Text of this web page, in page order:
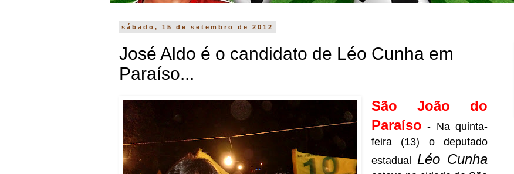
sábado, 15 de setembro de 2012
José Aldo é o candidato de Léo Cunha em
Paraíso...
São João do
Paraíso - Na quinta-
feira (13) o deputado
estadual Léo Cunha